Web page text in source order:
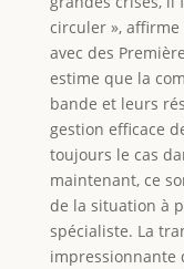
circuler »,
avec des
estime que la
bande et leurs
gestion efficace
toujours le cas
maintenant, ce
de la situation à
spécialiste. La
impressionnante